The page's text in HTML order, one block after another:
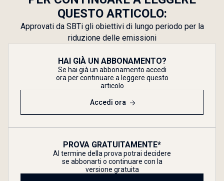
QUESTO ARTICOLO:
Approvati da SBTi gli obiettivi di lungo periodo per la
riduzione delle emissioni
HAI GIÀ UN ABBONAMENTO?
Se hai già un abbonamento accedi
ora per continuare a leggere questo
articolo
Accedi ora
PROVA GRATUITAMENTE*
Al termine della prova potrai decidere
se abbonarti o continuare con la
versione gratuita